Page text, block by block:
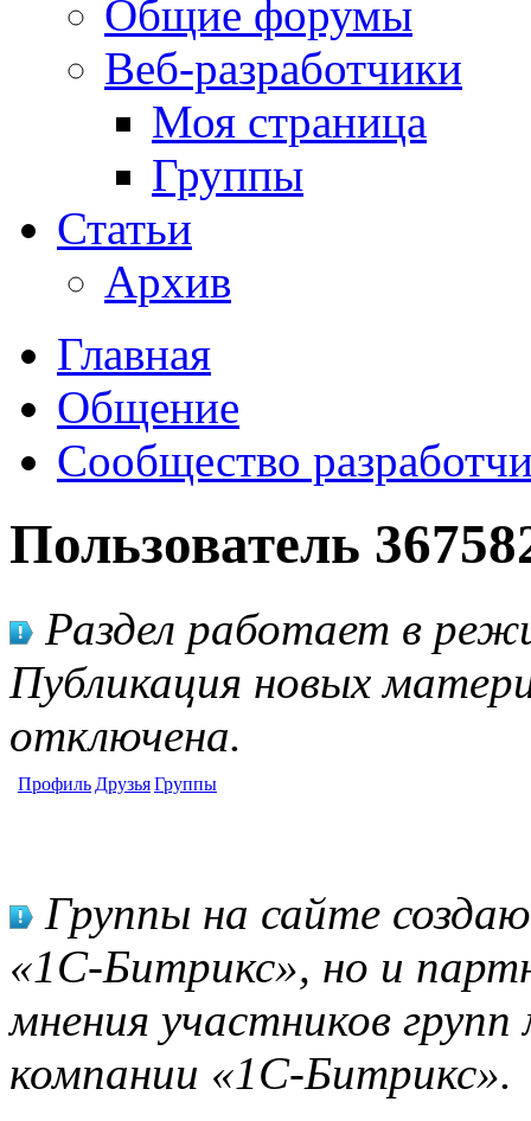
Общие форумы
Веб-разработчики
Моя страница
Группы
Статьи
Архив
Главная
Общение
Сообщество
Пользователь
Раздел работает в
Публикация новых
отключена.
Профиль ДрузьяГруппы
Группы на сайте
«1С-Битрикс», но и
мнения участников
компании «1С-Битрикс».